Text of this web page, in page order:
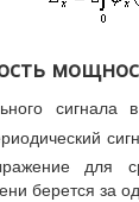
сигнала
для
берется за